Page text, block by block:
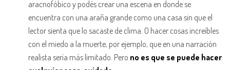
aracnofóbico y podés crear una escena en donde se
encuentra con una araña grande como una casa sin que el
lector sienta que lo sacaste de clima. O hacer cosas increíbles
con el miedo a la muerte, por ejemplo, que en una narración
realista sería más limitado. Pero no es que se puede hacer